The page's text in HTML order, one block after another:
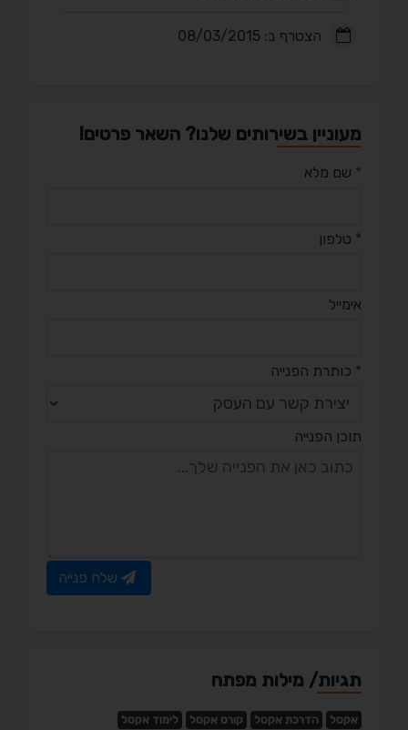
הצטרף ב: 08/03/2015
מעוניין בשירותים שלנו? השאר פרטים!
* שם מלא
* טלפון
אימייל
* כותרת הפנייה
תוכן הפנייה
שלח פנייה
תגיות/ מילות מפתח
אקסל הדרכת אקסל קורס אקסל
לימוד אקסל